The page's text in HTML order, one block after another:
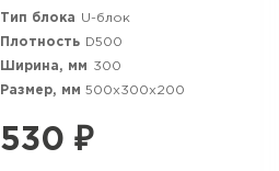
Тип блока
U-блок
Плотность
D500
Ширина, мм
300
Размер, мм 500х300х200
530 ₽